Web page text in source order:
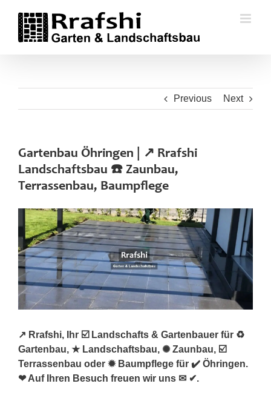
content
Previous Next
Gartenbau Öhringen | ↗️ Rrafshi
Landschaftsbau ☎️ Zaunbau,
Terrassenbau, Baumpflege
↗️ Rrafshi, Ihr ☑️ Landschafts & Gartenbauer für ♻
Gartenbau, ★ Landschaftsbau, ✺ Zaunbau, ☑️
Terrassenbau oder ✹ Baumpflege für ✔️ Öhringen.
❤ Auf Ihren Besuch freuen wir uns ✉ ✔.